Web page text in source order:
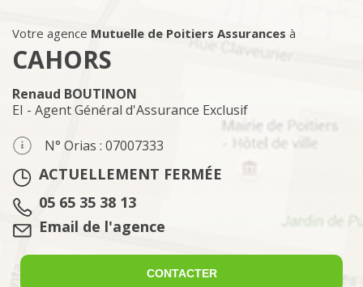
Votre agence Mutuelle de Poitiers Assurances à
CAHORS
Renaud BOUTINON
EI - Agent Général d'Assurance Exclusif
N° Orias : 07007333
ACTUELLEMENT FERMÉE
Tél. :
05 65 35 38 13
Email :
Email de l'agence
CONTACTER